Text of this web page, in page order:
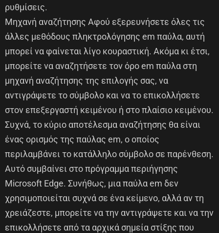
ρυθμίσεις.
Μηχανή αναζήτησης Αφού εξερευνήσετε όλες τις
άλλες μεθόδους πληκτρολόγησης em παύλα, αυτή
μπορεί να φαίνεται λίγο κουραστική. Ακόμα κι έτσι,
μπορείτε να αναζητήσετε τον όρο em παύλα στη
μηχανή αναζήτησης της επιλογής σας, να
αντιγράψετε το σύμβολο και να το επικολλήσετε
στον επεξεργαστή κειμένου ή στο πλαίσιο κειμένου.
Συχνά, το κύριο αποτέλεσμα αναζήτησης θα είναι
ένας ορισμός της παύλας em, ο οποίος
περιλαμβάνει το κατάλληλο σύμβολο σε παρένθεση.
Αυτό συμβαίνει στο πρόγραμμα περιήγησης
Microsoft Edge. Συνήθως, μια παύλα em δεν
χρησιμοποιείται συχνά σε ένα κείμενο, αλλά αν τη
χρειάζεστε, μπορείτε να την αντιγράψετε και να την
επικολλήσετε από τα αρχικά σημεία στίξης που